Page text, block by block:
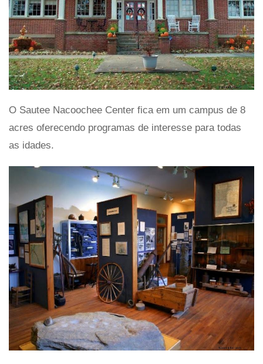
O Sautee Nacoochee Center fica em um campus de 8
acres oferecendo programas de interesse para todas
as idades.